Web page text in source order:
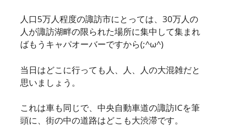
人口5万人程度の諏訪市にとっては、30万人の
人が諏訪湖畔の限られた場所に集中して集まれ
ばもうキャパオーバーですから(;^ω^)
当日はどこに行っても人、人、人の大混雑だと
思いましょう。
これは車も同じで、中央自動車道の諏訪ICを筆
頭に、街の中の道路はどこも大渋滞です。